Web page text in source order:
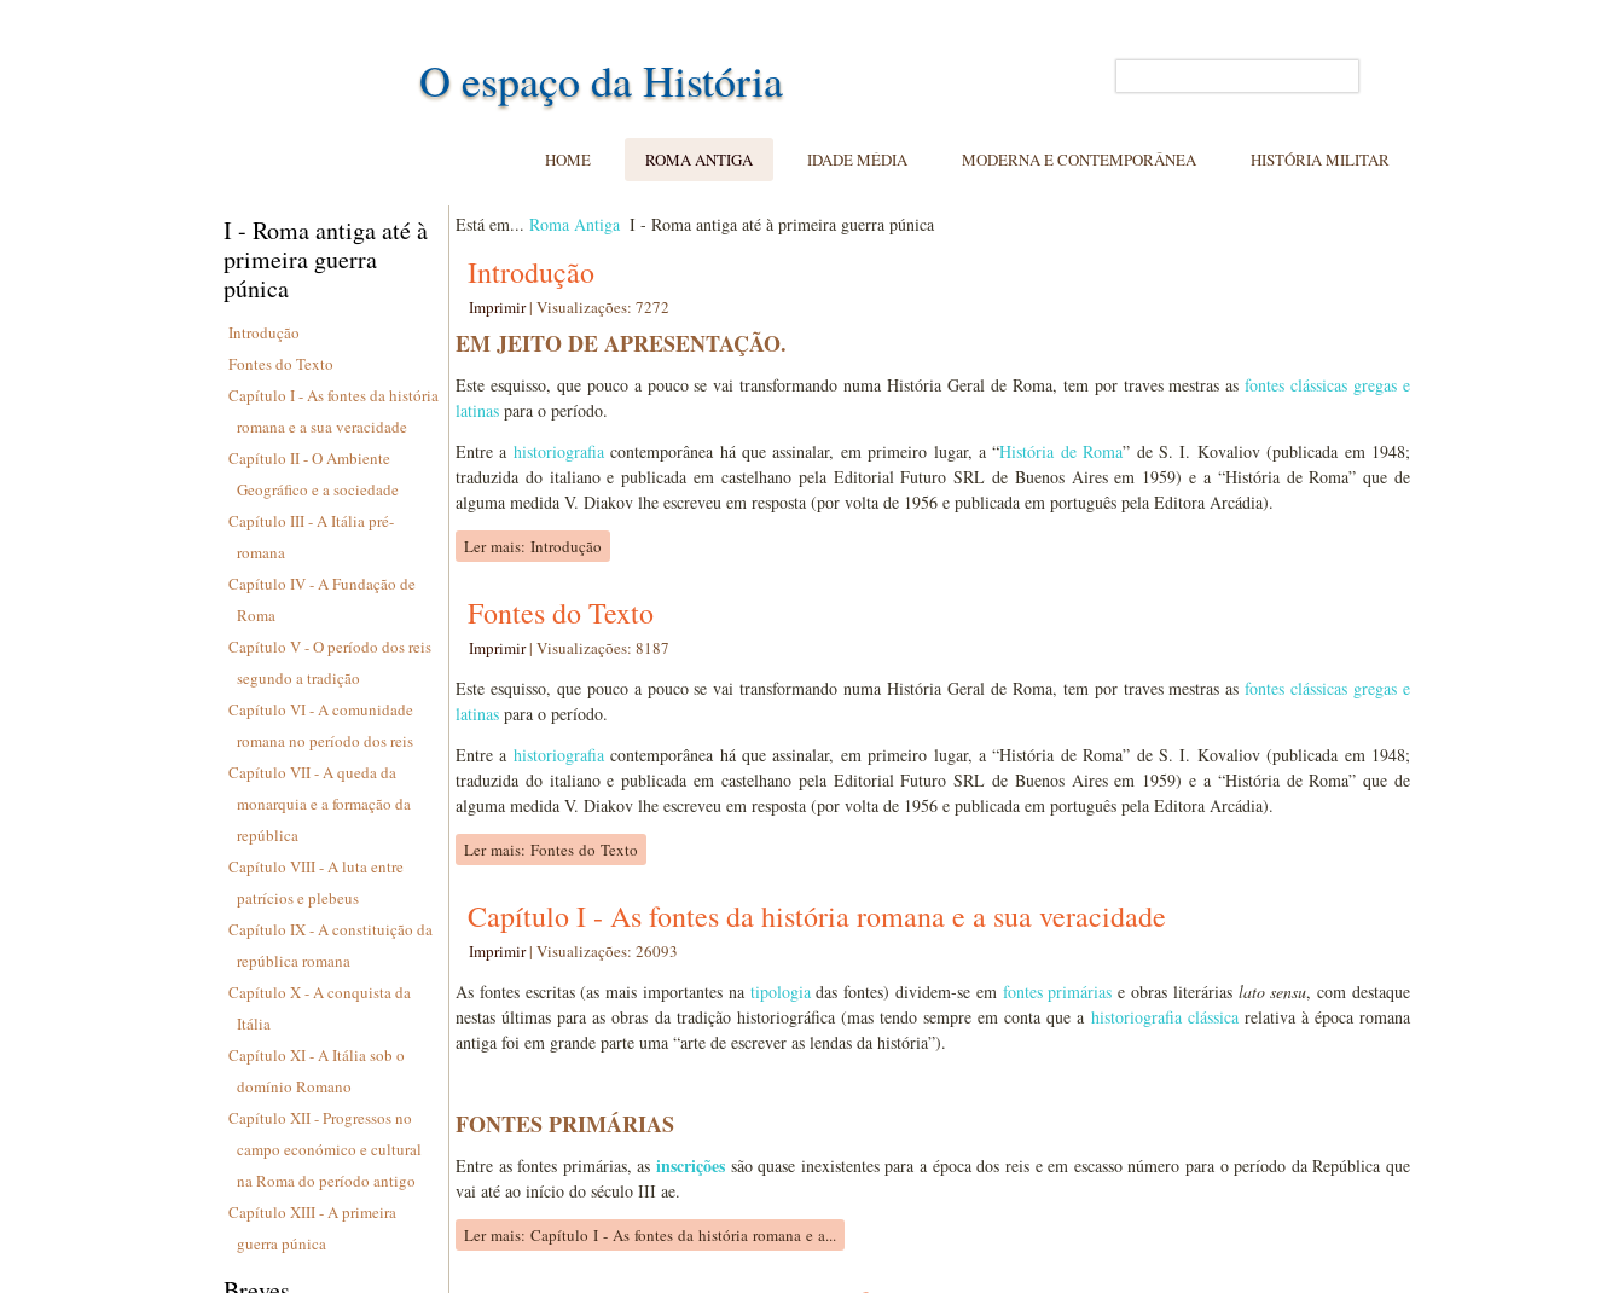
O espaço da História
HOME ROMA ANTIGA IDADE MÉDIA MODERNA E CONTEMPORÂNEA HISTÓRIA MILITAR
I - Roma antiga até à
primeira guerra
púnica
Introdução
Fontes do Texto
Capítulo I - As fontes da história
romana e a sua veracidade
Capítulo II - O Ambiente
Geográfico e a sociedade
Capítulo III - A Itália pré-
romana
Capítulo IV - A Fundação de
Roma
Capítulo V - O período dos reis
segundo a tradição
Capítulo VI - A comunidade
romana no período dos reis
Capítulo VII - A queda da
monarquia e a formação da
república
Capítulo VIII - A luta entre
patrícios e plebeus
Capítulo IX - A constituição da
república romana
Capítulo X - A conquista da
Itália
Capítulo XI - A Itália sob o
domínio Romano
Capítulo XII - Progressos no
campo económico e cultural
na Roma do período antigo
Capítulo XIII - A primeira
guerra púnica
Está em... Roma Antiga I - Roma antiga até à primeira guerra púnica
Introdução
Imprimir| Visualizações: 7272
EM JEITO DE APRESENTAÇÃO.
Este esquisso, que pouco a pouco se vai transformando numa História Geral de Roma, tem por traves mestras asfontes clássicas gregas e
latinas para o período.
Entre a historiografiacontemporânea há que assinalar, em primeiro lugar, a “História de Roma” de S. I. Kovaliov (publicada em 1948;
traduzida do italiano e publicada em castelhano pela Editorial Futuro SRL de Buenos Aires em 1959) e a “História de Roma” que de
alguma medida V. Diakov lhe escreveu em resposta (por volta de 1956 e publicada em português pela Editora Arcádia).
Ler mais: Introdução
Fontes do Texto
Imprimir| Visualizações: 8187
Este esquisso, que pouco a pouco se vai transformando numa História Geral de Roma, tem por traves mestras asfontes clássicas gregas e
latinas para o período.
Entre a historiografiacontemporânea há que assinalar, em primeiro lugar, a “História de Roma” de S. I. Kovaliov (publicada em 1948;
traduzida do italiano e publicada em castelhano pela Editorial Futuro SRL de Buenos Aires em 1959) e a “História de Roma” que de
alguma medida V. Diakov lhe escreveu em resposta (por volta de 1956 e publicada em português pela Editora Arcádia).
Ler mais: Fontes do Texto
Capítulo I - As fontes da história romana e a sua veracidade
Imprimir| Visualizações: 26093
As fontes escritas (as mais importantes na tipologiadas fontes) dividem-se em fontes primárias e obras literárias lato sensu, com destaque
nestas últimas para as obras da tradição historiográfica (mas tendo sempre em conta que a historiografia clássicarelativa à época romana
antiga foi em grande parte uma “arte de escrever as lendas da história”).
FONTES PRIMÁRIAS
Entre as fontes primárias, asinscrições são quase inexistentes para a época dos reis e em escasso número para o período da República que
vai até ao início do século III ae.
Ler mais: Capítulo I - As fontes da história romana e a...